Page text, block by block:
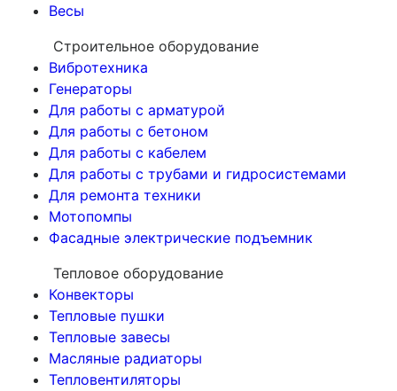
Весы
Строительное оборудование
Вибротехника
Генераторы
Для работы с арматурой
Для работы с бетоном
Для работы с кабелем
Для работы с трубами и гидросистемами
Для ремонта техники
Мотопомпы
Фасадные электрические подъемник
Тепловое оборудование
Конвекторы
Тепловые пушки
Тепловые завесы
Масляные радиаторы
Тепловентиляторы